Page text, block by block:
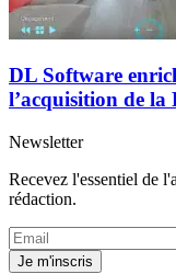
DL Software
l’acquisition de la
Newsletter
Recevez l'essentiel de
rédaction.
Je m'inscris